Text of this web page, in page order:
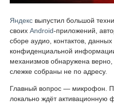
Яндекс выпустил большой
своих Android-приложений,
сборе аудио, контактов, данных
конфиденциальной
механизмов обнаружена
слежке собраны не по адресу.
Главный вопрос — микрофон.
локально ждёт активационную